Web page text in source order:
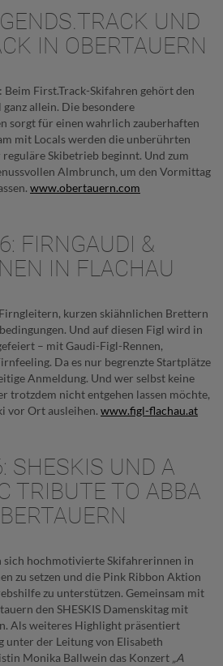
UND
IN OBERTAUERN
First.Track-Skifahren gehört den
allein. Die besondere
sorgt für einen wahrlich zauberhaften
mit Locals werden die unberührten
Skibetrieb beginnt. Und zum
Almbrunch, um den Vormittag
www.obertauern.com
FIRNGAUDI &
IN FLACHAU
kurzen skiähnlichen Brettern
Und auf diesen Figl wird in
– mit Gaudi-Figl-Rennen,
Da es nur begrenzte Startplätze
Anmeldung. Und wer selbst keine
trotzdem nicht entgehen lassen möchte,
vor Ort ausleihen. www.figl-flachau.at
SHESKIS UND A
TRIBUTE TO ABBA
sich hochmotivierte Skifahrerinnen in
zu setzen und die Pink Ribbon Aktion
zu unterstützen. Gemeinsam mit
den SHESKIS Damenskitag mit
Als weiteres Highlight präsentiert
unter der Leitung von Elisabeth
Monika Ballwein das Konzert „A